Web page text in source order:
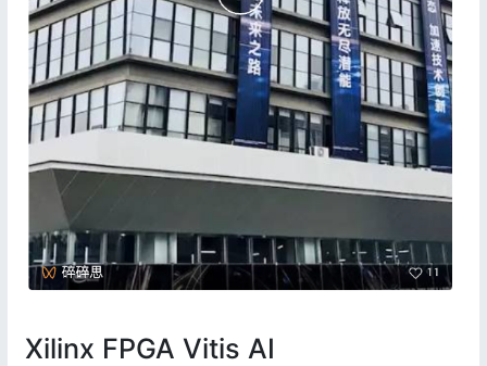
Xilinx FPGA Vitis AI